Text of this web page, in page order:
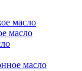
масло
масло
масло